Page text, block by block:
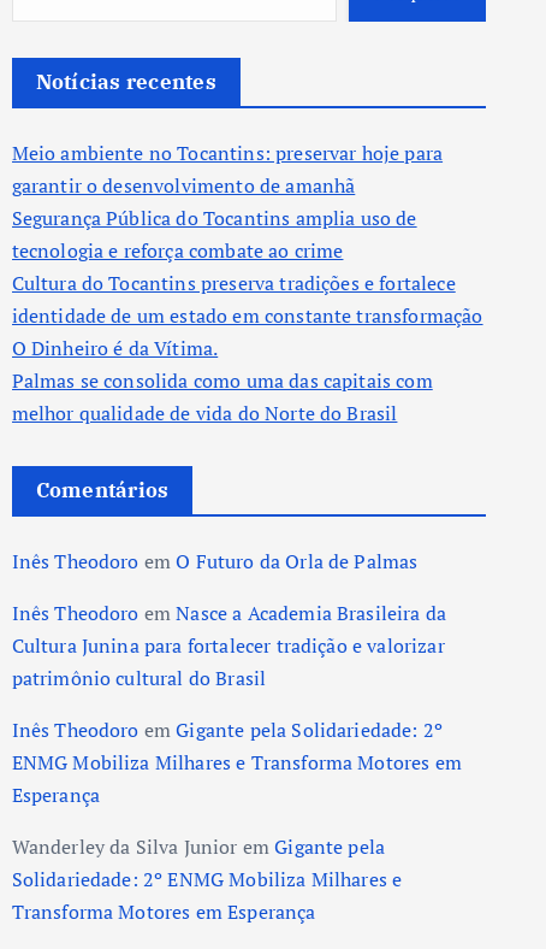
Notícias recentes
Meio ambiente no Tocantins: preservar hoje para
garantir o desenvolvimento de amanhã
Segurança Pública do Tocantins amplia uso de
tecnologia e reforça combate ao crime
Cultura do Tocantins preserva tradições e fortalece
identidade de um estado em constante transformação
O Dinheiro é da Vítima.
Palmas se consolida como uma das capitais com
melhor qualidade de vida do Norte do Brasil
Comentários
Inês Theodoro emO Futuro da Orla de Palmas
Inês Theodoro emNasce a Academia Brasileira da
Cultura Junina para fortalecer tradição e valorizar
patrimônio cultural do Brasil
Inês Theodoro emGigante pela Solidariedade: 2º
ENMG Mobiliza Milhares e Transforma Motores em
Esperança
Wanderley da Silva Junior emGigante pela
Solidariedade: 2º ENMG Mobiliza Milhares e
Transforma Motores em Esperança